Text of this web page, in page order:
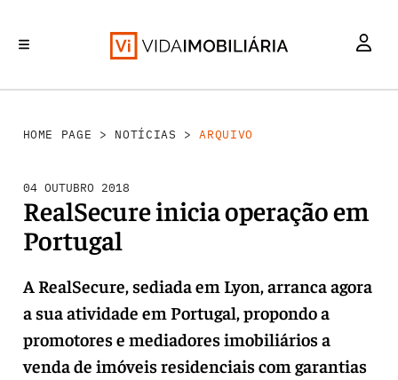
HOME PAGE > NOTÍCIAS >ARQUIVO
04 OUTUBRO 2018
RealSecure inicia operação em
Portugal
A RealSecure, sediada em Lyon, arranca agora
a sua atividade em Portugal, propondo a
promotores e mediadores imobiliários a
venda de imóveis residenciais com garantias